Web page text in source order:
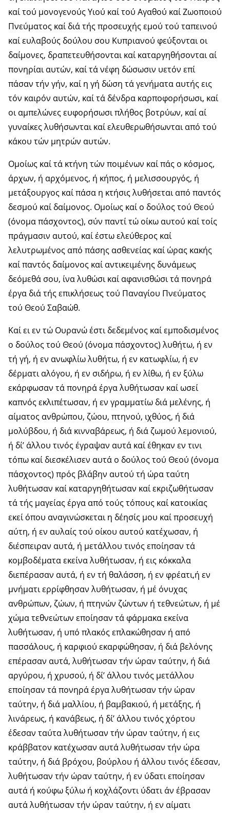
καί τού μονογενούς Υιού καί τού Αγαθού καί Ζωοποιού
Πνεύματος καί διά τής προσευχής εμού τού ταπεινού
καί ευλαβούς δούλου σου Κυπριανού φεύξονται οι
δαίμονες, δραπετευθήσονται καί καταργηθήσονται αί
πονηρίαι αυτών, καί τά νέφη δώσωσιν υετόν επί
πάσαν τήν γήν, καί η γή δώση τά γενήματα αυτής εις
τόν καιρόν αυτών, καί τά δένδρα καρποφορήσωσι, καί
οι αμπελώνες ευφορήσωσι πλήθος βοτρύων, καί αί
γυναίκες λυθήσωνται καί ελευθερωθήσωνται από τού
κάκου τών μητρών αυτών.
Ομοίως καί τά κτήνη τών ποιμένων καί πάς ο κόσμος,
άρχων, ή αρχόμενος, ή κήπος, ή μελισσουργός, ή
μετάξουργος καί πάσα η κτήσις λυθήσεται από παντός
δεσμού καί δαίμονος. Ομοίως καί ο δούλος τού Θεού
(όνομα πάσχοντος), σύν παντί τώ οίκω αυτού καί τοίς
πράγμασιν αυτού, καί έστω ελεύθερος καί
λελυτρωμένος από πάσης ασθενείας καί ώρας κακής
καί παντός δαίμονος καί αντικειμένης δυνάμεως
δεόμεθά σου, ίνα λυθώσι καί αφανισθώσι τά πονηρά
έργα διά τής επικλήσεως τού Παναγίου Πνεύματος
τού Θεού Σαβαώθ.
Καί ει εν τώ Ουρανώ έστι δεδεμένος καί εμποδισμένος
ο δούλος τού Θεού (όνομα πάσχοντος) λυθήτω, ή εν
τή γή, ή εν ανωφλίω λυθήτω, ή εν κατωφλίω, ή εν
δέρματι αλόγου, ή εν σιδήρω, ή εν λίθω, ή εν ξύλω
εκάρφωσαν τά πονηρά έργα λυθήτωσαν καί ωσεί
καπνός εκλιπέτωσαν, ή εν γραμματίω διά μελένης, ή
αίματος ανθρώπου, ζώου, πτηνού, ιχθύος, ή διά
μολύβδου, ή διά κινναβάρεως, ή διά ζωμού λεμονιού,
ή δί’ άλλου τινός έγραψαν αυτά καί έθηκαν εν τινι
τόπω καί διεσκέλισεν αυτά ο δούλος τού Θεού (όνομα
πάσχοντος) πρός βλάβην αυτού τή ώρα ταύτη
λυθήτωσαν καί καταργηθήτωσαν καί εκριζωθήτωσαν
τά τής μαγείας έργα από τούς τόπους καί κατοικίας
εκεί όπου αναγινώσκεται η δέησίς μου καί προσευχή
αύτη, ή εν αυλαίς τού οίκου αυτού κατέχωσαν, ή
διέσπειραν αυτά, ή μετάλλου τινός εποίησαν τά
κομβοδέματα εκείνα λυθήτωσαν, ή εις κόκκαλα
διεπέρασαν αυτά, ή εν τή θαλάσση, ή εν φρέατι,ή εν
μνήματι ερρίφθησαν λυθήτωσαν, ή μέ όνυχας
ανθρώπων, ζώων, ή πτηνών ζώντων ή τεθνεώτων, ή μέ
χώμα τεθνεώτων εποίησαν τά φάρμακα εκείνα
λυθήτωσαν, ή υπό πλακός επλακώθησαν ή από
πασσάλους, ή καρφιού εκαρφώθησαν, ή διά βελόνης
επέρασαν αυτά, λυθήτωσαν τήν ώραν ταύτην, ή διά
αργύρου, ή χρυσού, ή δί’ άλλου τινός μετάλλου
εποίησαν τά πονηρά έργα λυθήτωσαν τήν ώραν
ταύτην, ή διά μαλλίου, ή βαμβακιού, ή μετάξης, ή
λινάρεως, ή κανάβεως, ή δί’ άλλου τινός χόρτου
έδεσαν ταύτα λυθήτωσαν τήν ώραν ταύτην, ή εις
κράββατον κατέχωσαν αυτά λυθήτωσαν τήν ώρα
ταύτην, ή διά βρόχου, βούρλου ή άλλου τινός έδεσαν,
λυθήτωσαν τήν ώραν ταύτην, ή εν ύδατι εποίησαν
αυτά ή κούφω ξύλω ή κοχλάζοντι ύδατι άν έβρασαν
αυτά λυθήτωσαν τήν ώραν ταύτην, ή εν αίματι